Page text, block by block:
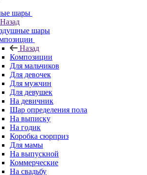
шары
Назад
шары
Назад
Композиции
Для мальчиков
Для девочек
Для мужчин
Для девушек
На девичник
Шар определения пола
На выписку
На годик
Коробка сюрприз
Для мамы
На выпускной
Коммерческие
На свадьбу